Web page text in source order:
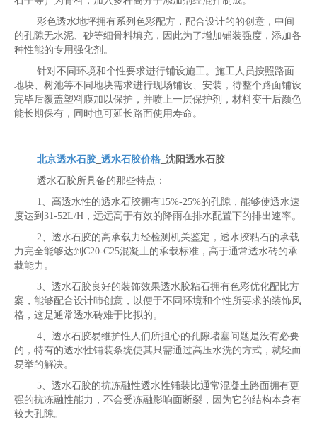
彩色透水地坪拥有系列色彩配方，配合设计的的创意，中间
的孔隙无水泥、砂等细骨料填充，因此为了增加铺装强度，添加各
种性能的专用强化剂。
针对不同环境和个性要求进行铺设施工。施工人员按照路面
地块、树池等不同地块需求进行现场铺设、安装，待整个路面铺设
完毕后覆盖塑料膜加以保护，并喷上一层保护剂，材料变干后颜色
能长期保有，同时也可延长路面使用寿命。
北京透水石胶_ 透水石胶价格_沈阳透水石胶
透水石胶所具备的那些特点：
1、高透水性的透水石胶拥有15%-25%的孔隙，能够使透水速
度达到31-52L/H，远远高于有效的降雨在排水配置下的排出速率。
2、透水石胶的高承载力经检测机关鉴定，透水胶粘石的承载
力完全能够达到C20-C25混凝土的承载标准，高于通常透水砖的承
载能力。
3、透水石胶良好的装饰效果透水胶粘石拥有色彩优化配比方
案，能够配合设计昁创意，以便于不同环境和个性所要求的装饰风
格，这是通常透水砖难于比拟的。
4、透水石胶易维护性人们所担心的孔隙堵塞问题是没有必要
的，特有的透水性铺装条统使其只需通过高压水洗的方式，就轻而
易举的解决。
5、透水石胶的抗冻融性透水性铺装比通常混凝土路面拥有更
强的抗冻融性能力，不会受冻融影响面断裂，因为它的结构本身有
较大孔隙。